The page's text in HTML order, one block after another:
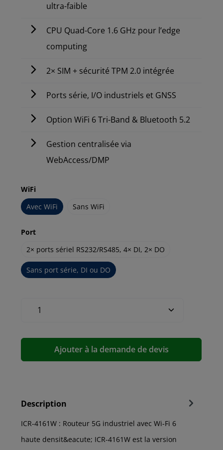
ultra-faible
CPU Quad-Core 1.6 GHz pour l’edge
computing
2× SIM + sécurité TPM 2.0 intégrée
Ports série, I/O industriels et GNSS
Option WiFi 6 Tri-Band & Bluetooth 5.2
Gestion centralisée via
WebAccess/DMP
WiFi
Avec WiFi
Sans WiFi
Port
2× ports sériel RS232/RS485, 4× DI, 2× DO
Sans port série, DI ou DO
Ajouter à la demande de devis
Description
ICR-4161W : Routeur 5G industriel avec Wi-Fi 6
haute densit&eacute; ICR-4161W est la version